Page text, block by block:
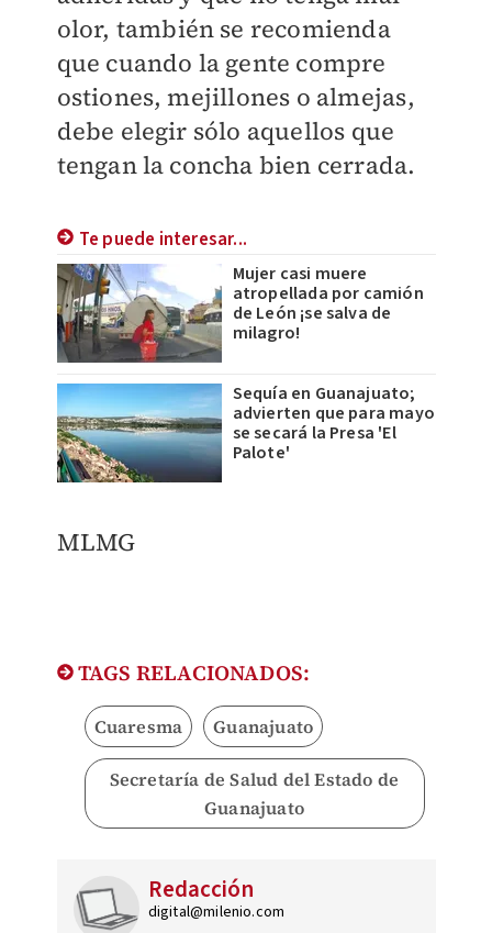
olor, también se recomienda
que cuando la gente compre
ostiones, mejillones o almejas,
debe elegir sólo aquellos que
tengan la concha bien cerrada.
Te puede interesar...
Mujer casi muere
atropellada por camión
de León ¡se salva de
milagro!
Sequía en Guanajuato;
advierten que para mayo
se secará la Presa 'El
Palote'
MLMG
TAGS RELACIONADOS:
Cuaresma Guanajuato
Secretaría de Salud del Estado de
Guanajuato
Redacción
digital@milenio.com